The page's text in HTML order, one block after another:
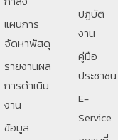
แผนการ
จัดหาพัสดุ
รายงานผล
การดำเนิน
งาน
ข้อมูล
ปฏิบัติ
งาน
คู่มือ
ประชาชน
E-
Service